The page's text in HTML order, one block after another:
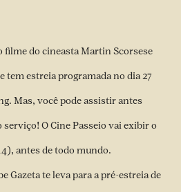
filme do cineasta Martin Scorsese
tem estreia programada no dia 27
Mas, você pode assistir antes
O Cine Passeio vai exibir o
antes de todo mundo.
Gazeta te leva para a pré-estreia de